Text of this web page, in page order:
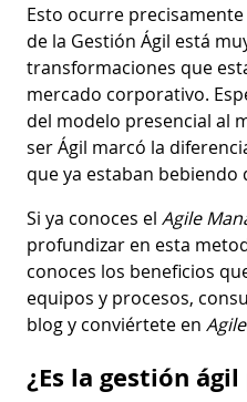
Esto ocurre
de la Gestión Ágil está
transformaciones que
mercado corporativo.
del modelo presencial al
ser Ágil marcó la
que ya estaban bebiendo
Si ya conoces el Agile
profundizar en esta
conoces los beneficios
equipos y procesos,
blog y conviértete en Agile
¿Es la gestión